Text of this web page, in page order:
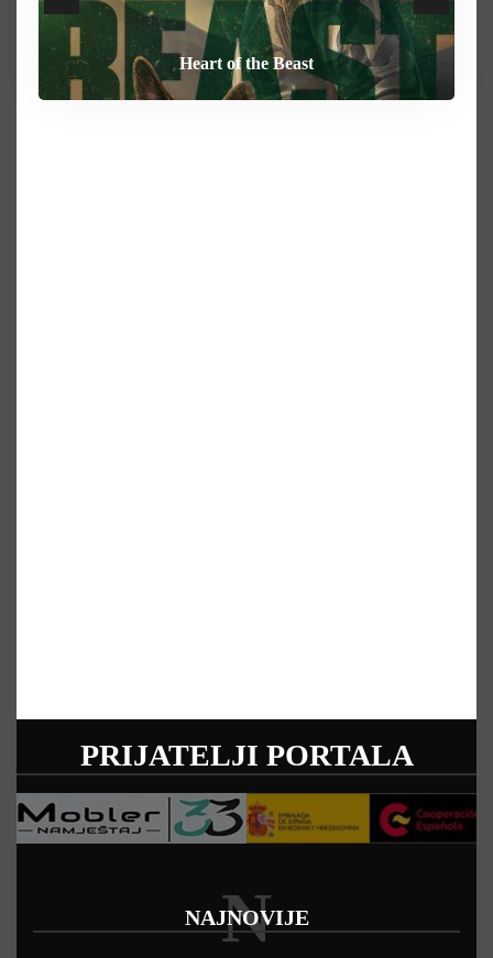
Your Mother Your Mother Your Mother
Heart of the Beast
Behemoth
How To Rob A Bank
PRIJATELJI PORTALA
NAJNOVIJE
N